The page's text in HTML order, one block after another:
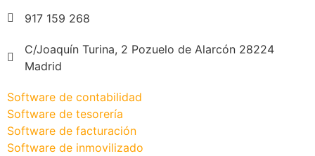
917 159 268
C/Joaquín Turina, 2 Pozuelo de Alarcón 28224
Madrid
Software de contabilidad
Software de tesorería
Software de facturación
Software de inmovilizado